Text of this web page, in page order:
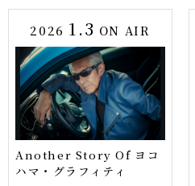
2026 1.3 ON AIR
Another Story Of ヨコ
ハマ・グラフィティ